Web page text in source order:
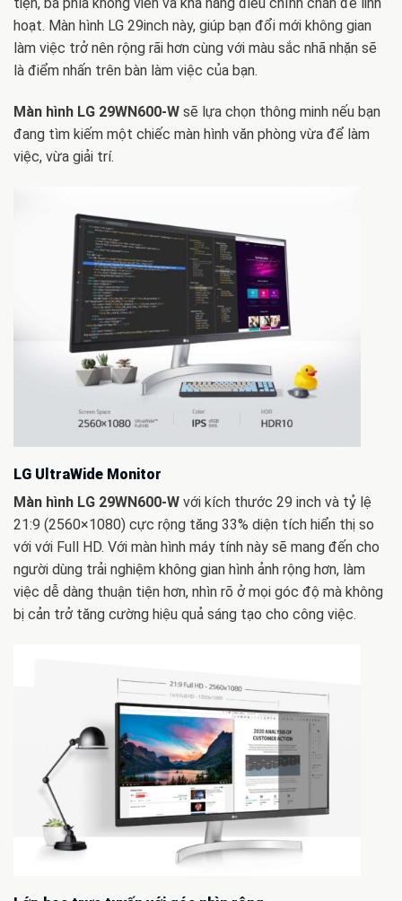
hoạt. Màn hình LG 29inch này, giúp bạn đổi mới không gian
làm việc trở nên rộng rãi hơn cùng với màu sắc nhã nhặn sẽ
là điểm nhấn trên bàn làm việc của bạn.
Màn hình LG 29WN600-W sẽ lựa chọn thông minh nếu bạn
đang tìm kiếm một chiếc màn hình văn phòng vừa để làm
việc, vừa giải trí.
LG UltraWide Monitor
Màn hình LG 29WN600-W với kích thước 29 inch và tỷ lệ
21:9 (2560×1080) cực rộng tăng 33% diện tích hiển thị so
với với Full HD. Với màn hình máy tính này sẽ mang đến cho
người dùng trải nghiệm không gian hình ảnh rộng hơn, làm
việc dễ dàng thuận tiện hơn, nhìn rõ ở mọi góc độ mà không
bị cản trở tăng cường hiệu quả sáng tạo cho công việc.